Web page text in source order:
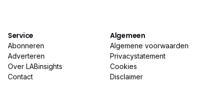
Service
Abonneren
Adverteren
Over LABinsights
Contact
Algemeen
Algemene voorwaarden
Privacystatement
Cookies
Disclaimer